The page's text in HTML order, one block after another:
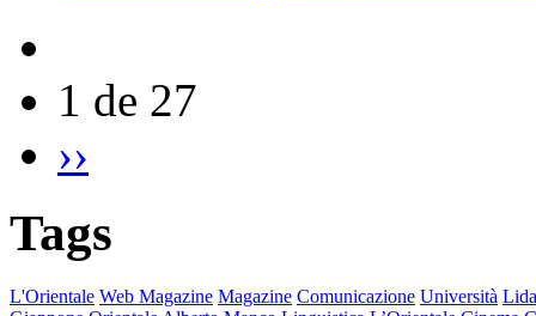
1 de 27
››
Tags
L'Orientale Web Magazine Magazine Comunicazione Università